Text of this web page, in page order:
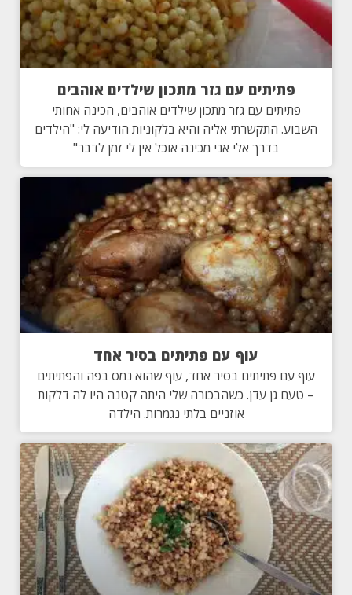
פתיתים עם גזר מתכון שילדים אוהבים
פתיתים עם גזר מתכון שילדים אוהבים, הכינה אחותי
השבוע. התקשרתי אליה והיא בלקוניות הודיעה לי: "הילדים
בדרך אלי אני מכינה אוכל אין לי זמן לדבר"
עוף עם פתיתים בסיר אחד
עוף עם פתיתים בסיר אחד, עוף שהוא נמס בפה והפתיתים
– טעם גן עדן. כשהבכורה שלי היתה קטנה היו לה דלקות
אוזניים בלתי נגמרות. הילדה